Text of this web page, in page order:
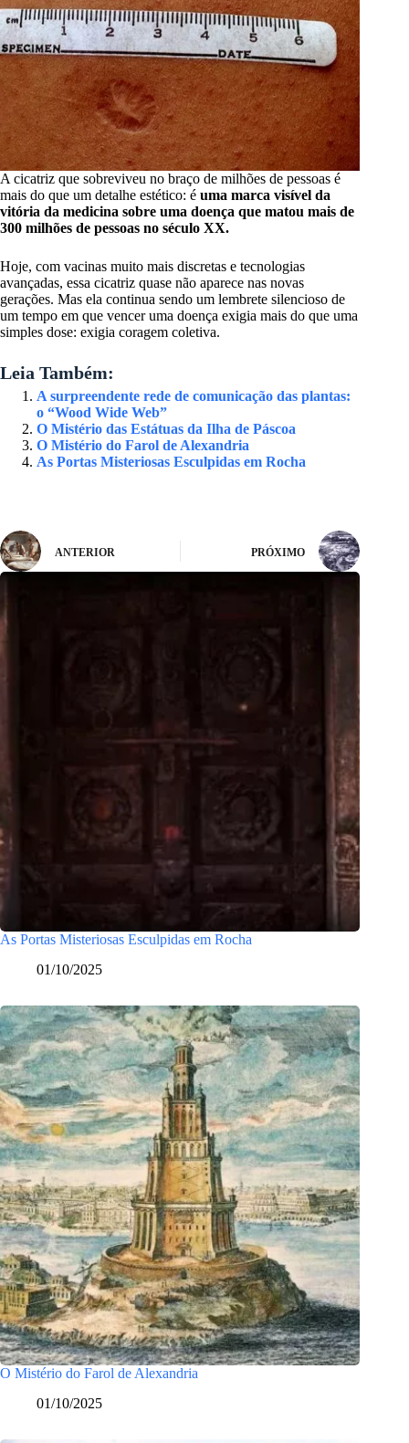
A cicatriz que sobreviveu no braço de milhões de pessoas é
mais do que um detalhe estético: é uma marca visível da
vitória da medicina sobre uma doença que matou mais de
300 milhões de pessoas no século XX.
Hoje, com vacinas muito mais discretas e tecnologias
avançadas, essa cicatriz quase não aparece nas novas
gerações. Mas ela continua sendo um lembrete silencioso de
um tempo em que vencer uma doença exigia mais do que uma
simples dose: exigia coragem coletiva.
Leia Também:
A surpreendente rede de comunicação das plantas:
o “Wood Wide Web”
O Mistério das Estátuas da Ilha de Páscoa
O Mistério do Farol de Alexandria
As Portas Misteriosas Esculpidas em Rocha
ANTERIOR PRÓXIMO
As Portas Misteriosas Esculpidas em Rocha
01/10/2025
O Mistério do Farol de Alexandria
01/10/2025